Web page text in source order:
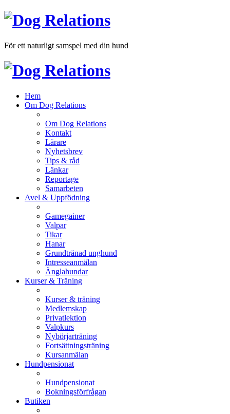
För ett naturligt samspel med din hund
Hem
Om Dog Relations
Om Dog Relations
Kontakt
Lärare
Nyhetsbrev
Tips & råd
Länkar
Reportage
Samarbeten
Avel & Uppfödning
Gamegainer
Valpar
Tikar
Hanar
Grundtränad unghund
Intresseanmälan
Änglahundar
Kurser & Träning
Kurser & träning
Medlemskap
Privatlektion
Valpkurs
Nybörjarträning
Fortsättningsträning
Kursanmälan
Hundpensionat
Hundpensionat
Bokningsförfrågan
Butiken